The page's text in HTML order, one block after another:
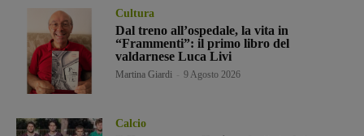
Cultura
Dal treno all’ospedale, la vita in
“Frammenti”: il primo libro del
valdarnese Luca Livi
Martina Giardi 9 Agosto 2026
Calcio